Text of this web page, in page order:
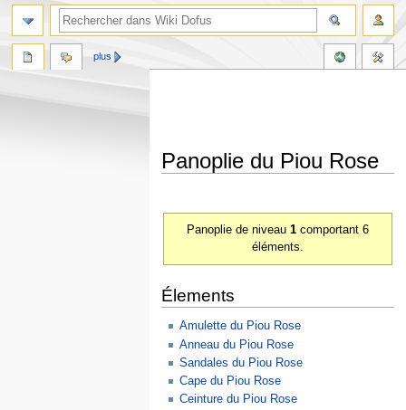
Panoplie du Piou Rose
àà
Panoplie de niveau1 comportant 6
éléments.
Élements
Amulette du Piou Rose
Anneau du Piou Rose
Sandales du Piou Rose
Cape du Piou Rose
Ceinture du Piou Rose
plus